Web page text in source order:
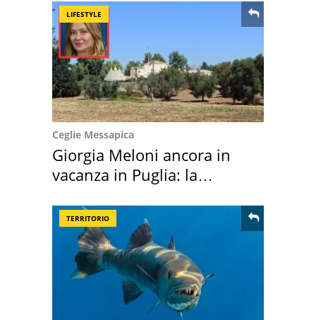
LIFESTYLE
Ceglie Messapica
Giorgia Meloni ancora in
vacanza in Puglia: la
TERRITORIO